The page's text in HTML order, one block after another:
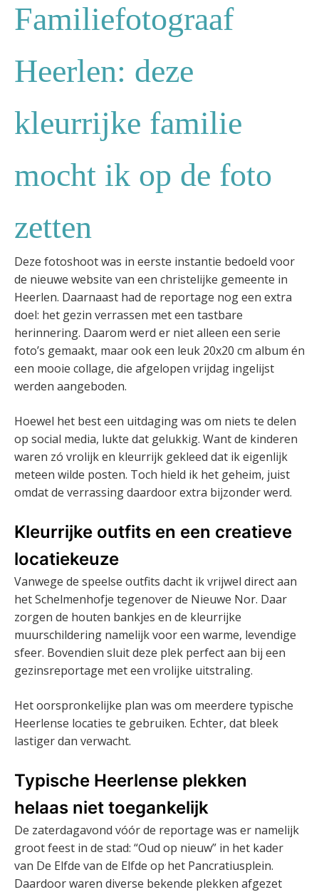
Familiefotograaf
Heerlen: deze
kleurrijke familie
mocht ik op de foto
zetten
Deze fotoshoot was in eerste instantie bedoeld voor
de nieuwe website van een christelijke gemeente in
Heerlen. Daarnaast had de reportage nog een extra
doel: het gezin verrassen met een tastbare
herinnering. Daarom werd er niet alleen een serie
foto’s gemaakt, maar ook een leuk 20x20 cm album én
een mooie collage, die afgelopen vrijdag ingelijst
werden aangeboden.
Hoewel het best een uitdaging was om niets te delen
op social media, lukte dat gelukkig. Want de kinderen
waren zó vrolijk en kleurrijk gekleed dat ik eigenlijk
meteen wilde posten. Toch hield ik het geheim, juist
omdat de verrassing daardoor extra bijzonder werd.
Kleurrijke outfits en een creatieve
locatiekeuze
Vanwege de speelse outfits dacht ik vrijwel direct aan
het Schelmenhofje tegenover de Nieuwe Nor. Daar
zorgen de houten bankjes en de kleurrijke
muurschildering namelijk voor een warme, levendige
sfeer. Bovendien sluit deze plek perfect aan bij een
gezinsreportage met een vrolijke uitstraling.
Het oorspronkelijke plan was om meerdere typische
Heerlense locaties te gebruiken. Echter, dat bleek
lastiger dan verwacht.
Typische Heerlense plekken
helaas niet toegankelijk
De zaterdagavond vóór de reportage was er namelijk
groot feest in de stad: “Oud op nieuw” in het kader
van De Elfde van de Elfde op het Pancratiusplein.
Daardoor waren diverse bekende plekken afgezet